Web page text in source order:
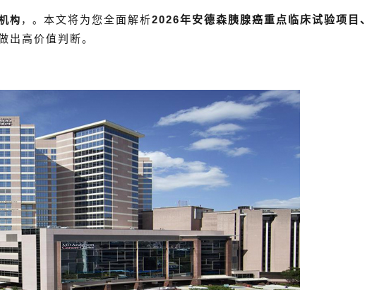
构 ，。 本文将为您全面解析2026年安德森胰腺癌重点临床试验项目、
出高价值判断。